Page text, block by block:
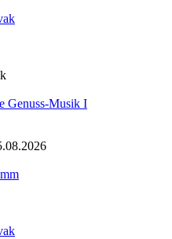
Genuss-Musik I